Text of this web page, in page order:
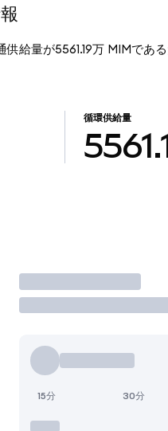
給量が5561.19万 MIMであ
循環供給量
取引
15分 30分